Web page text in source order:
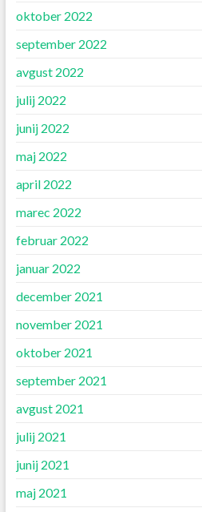
oktober 2022
september 2022
avgust 2022
julij 2022
junij 2022
maj 2022
april 2022
marec 2022
februar 2022
januar 2022
december 2021
november 2021
oktober 2021
september 2021
avgust 2021
julij 2021
junij 2021
maj 2021